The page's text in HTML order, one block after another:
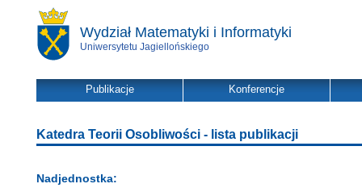
Wydział Matematyki i Informatyki
Uniwersytetu Jagiellońskiego
Publikacje Konferencje
Katedra Teorii Osobliwości - lista publikacji
Nadjednostka: